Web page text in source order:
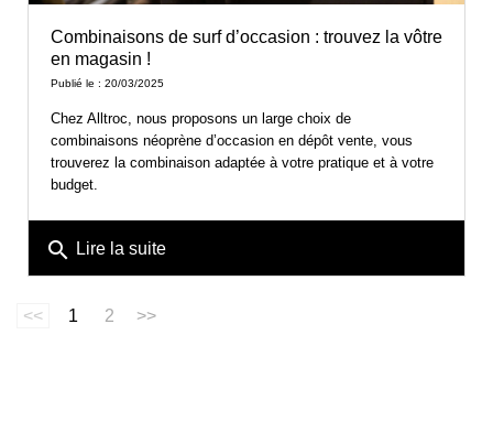
Combinaisons de surf d’occasion : trouvez la vôtre
en magasin !
Publié le : 20/03/2025
Chez Alltroc, nous proposons un large choix de
combinaisons néoprène d’occasion en dépôt vente, vous
trouverez la combinaison adaptée à votre pratique et à votre
budget.
search Lire la suite
<< 1 2 >>